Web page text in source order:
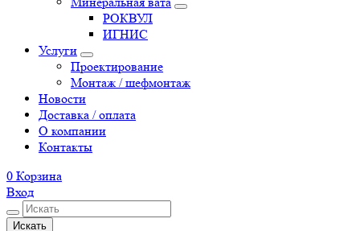
РОКВУЛ
ИГНИС
Услуги
Проектирование
Монтаж / шефмонтаж
Новости
Доставка / оплата
О компании
Контакты
0 Корзина
Вход
Искать